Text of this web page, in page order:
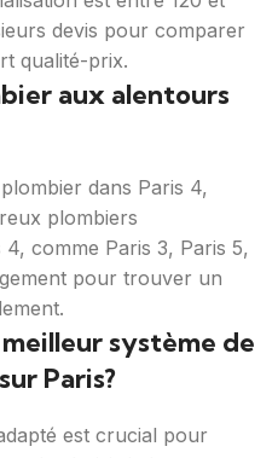
devis pour comparer
qualité-prix.
aux alentours
dans Paris 4,
plombiers
comme Paris 3, Paris 5,
pour trouver un
système de
Paris?
est crucial pour